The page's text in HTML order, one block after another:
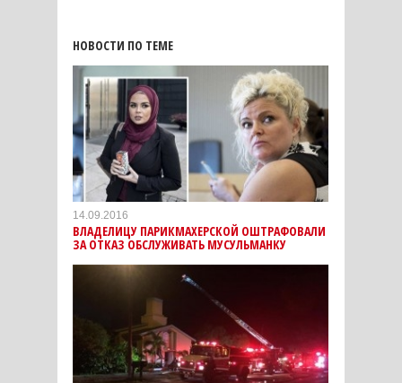
НОВОСТИ ПО ТЕМЕ
14.09.2016
ВЛАДЕЛИЦУ ПАРИКМАХЕРСКОЙ ОШТРАФОВАЛИ
ЗА ОТКАЗ ОБСЛУЖИВАТЬ МУСУЛЬМАНКУ